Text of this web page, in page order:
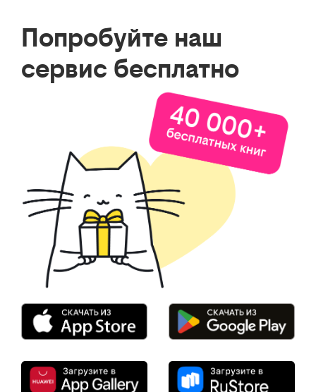
Попробуйте наш
сервис бесплатно